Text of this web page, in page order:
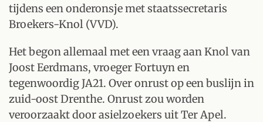
tijdens een onderonsje met staatssecretaris
Broekers-Knol (VVD).
Het begon allemaal met een vraag aan Knol van
Joost Eerdmans, vroeger Fortuyn en
tegenwoordig JA21. Over onrust op een buslijn in
zuid-oost Drenthe. Onrust zou worden
veroorzaakt door asielzoekers uit Ter Apel.